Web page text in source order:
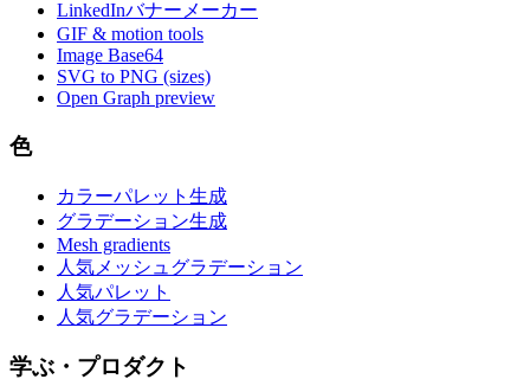
LinkedInバナーメーカー
GIF & motion tools
Image Base64
SVG to PNG (sizes)
Open Graph preview
色
カラーパレット生成
グラデーション生成
Mesh gradients
人気メッシュグラデーション
人気パレット
人気グラデーション
学ぶ・プロダクト